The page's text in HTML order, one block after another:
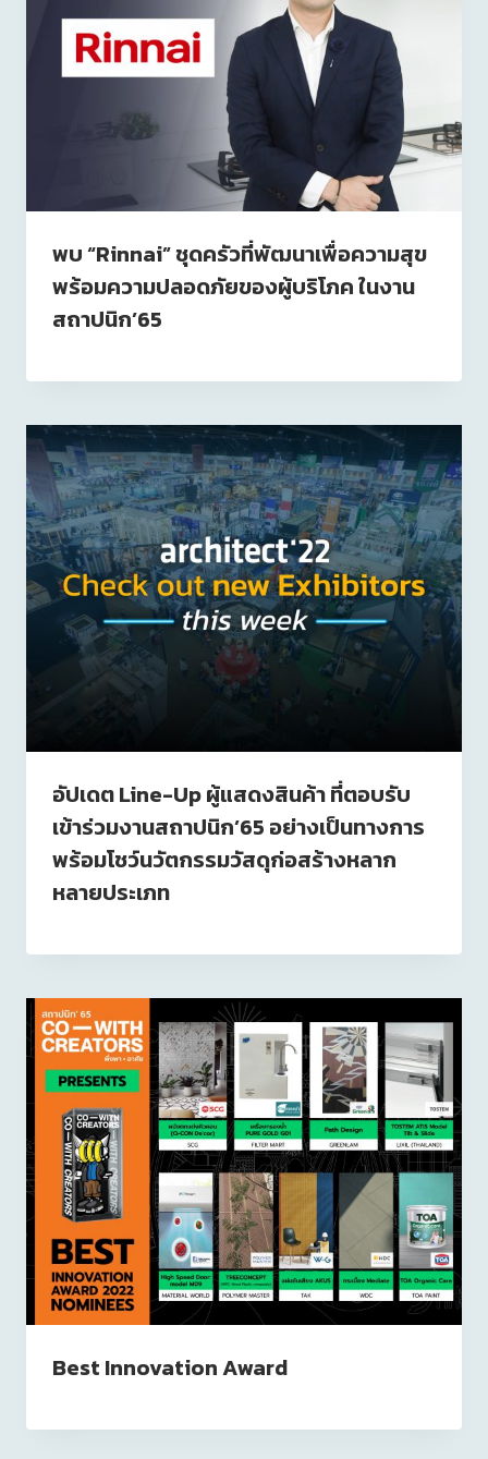
พบ “Rinnai” ชุดครัวที่พัฒนาเพื่อความสุข
พร้อมความปลอดภัยของผู้บริโภค ในงาน
สถาปนิก’65
อัปเดต Line-Up ผู้แสดงสินค้า ที่ตอบรับ
เข้าร่วมงานสถาปนิก’65 อย่างเป็นทางการ
พร้อมโชว์นวัตกรรมวัสดุก่อสร้างหลาก
หลายประเภท
Best Innovation Award